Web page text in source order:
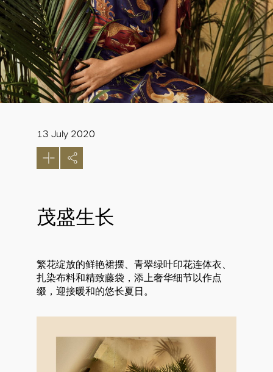
13 July 2020
茂盛生长
繁花绽放的鲜艳裙摆、青翠绿叶印花连体衣、
扎染布料和精致藤袋，添上奢华细节以作点
缀，迎接暖和的悠长夏日。